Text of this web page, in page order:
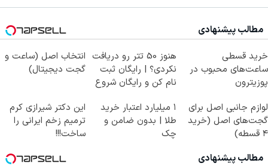
مطالب پیشنهادی
خرید قسطی
ساعت‌های محبوب در
پوزیترون
هنوز 50 تتر رو دریافت
نکردی؟ | رایگان ثبت
نام کن و رایگان شروع
انتخاب اصل (ساعت و
گجت دیجیتال)
لوازم جانبی اصل برای
گجت‌های اصل (خرید
۴ قسطه)
۱ میلیارد اعتبار خرید
طلا | بدون ضامن و
چک
این دکتر شیرازی کرم
ترمیم زخم ایرانی را
ساخت!!!
مطالب پیشنهادی